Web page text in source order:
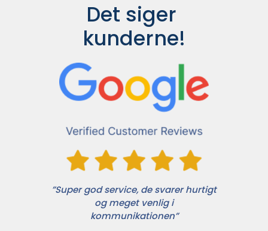
Det siger
kunderne!
”Super god service, de svarer hurtigt
og meget venlig i
kommunikationen”